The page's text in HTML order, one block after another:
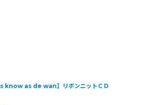
know as de wan】リボンニットＣＤ